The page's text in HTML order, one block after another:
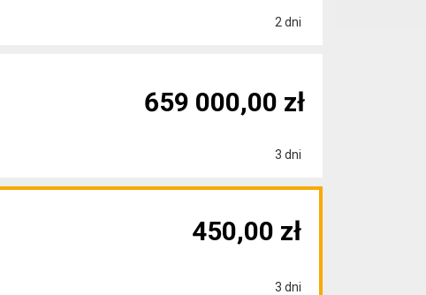
2 dni
3 dni
659 000,00 zł
3 dni
450,00 zł